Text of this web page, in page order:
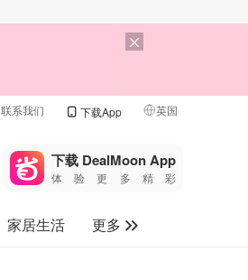
联系我们 下载App 英国
🇺🇸
🇨🇳 中国
🇨🇦加拿大
下载 DealMoon App
体验更多精彩
家居生活
更多